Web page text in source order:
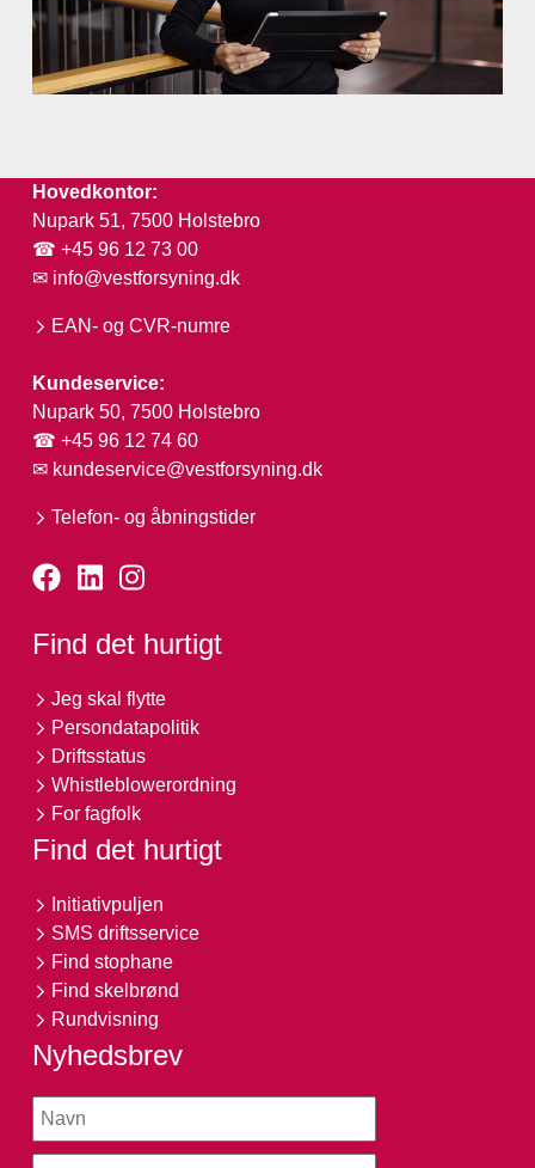
Hovedkontor:
Nupark 51, 7500 Holstebro
☎ +45 96 12 73 00
✉ info@vestforsyning.dk
EAN- og CVR-numre
Kundeservice:
Nupark 50, 7500 Holstebro
☎ +45 96 12 74 60
✉ kundeservice@vestforsyning.dk
Telefon- og åbningstider
Find det hurtigt
Jeg skal flytte
Persondatapolitik
Driftsstatus
Whistleblowerordning
For fagfolk
Find det hurtigt
Initiativpuljen
SMS driftsservice
Find stophane
Find skelbrønd
Rundvisning
Nyhedsbrev